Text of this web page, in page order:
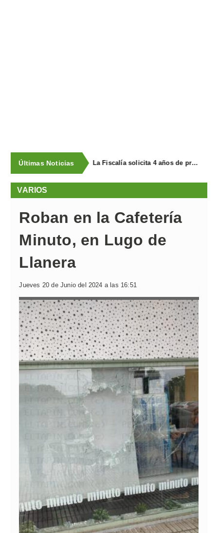
Últimas Noticias Uber Taxi llega a Llanera
VARIOS
Roban en la Cafetería
Minuto, en Lugo de
Llanera
Jueves 20 de Junio del 2024 a las 16:51